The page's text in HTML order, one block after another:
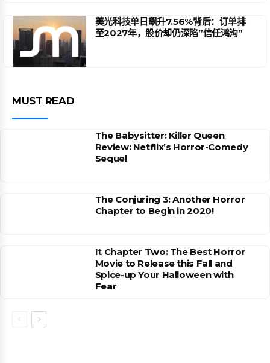
美光科技单日飙升7.56%背后：订单排
至2027年，股价却仍深陷”信任鸿沟”
MUST READ
The Babysitter: Killer Queen
Review: Netflix’s Horror-Comedy
Sequel
The Conjuring 3: Another Horror
Chapter to Begin in 2020!
It Chapter Two: The Best Horror
Movie to Release this Fall and
Spice-up Your Halloween with
Fear